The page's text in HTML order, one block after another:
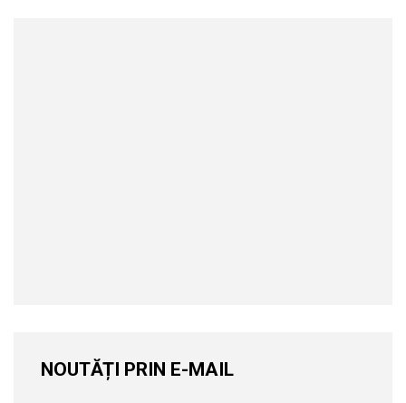
NOUTĂȚI PRIN E-MAIL